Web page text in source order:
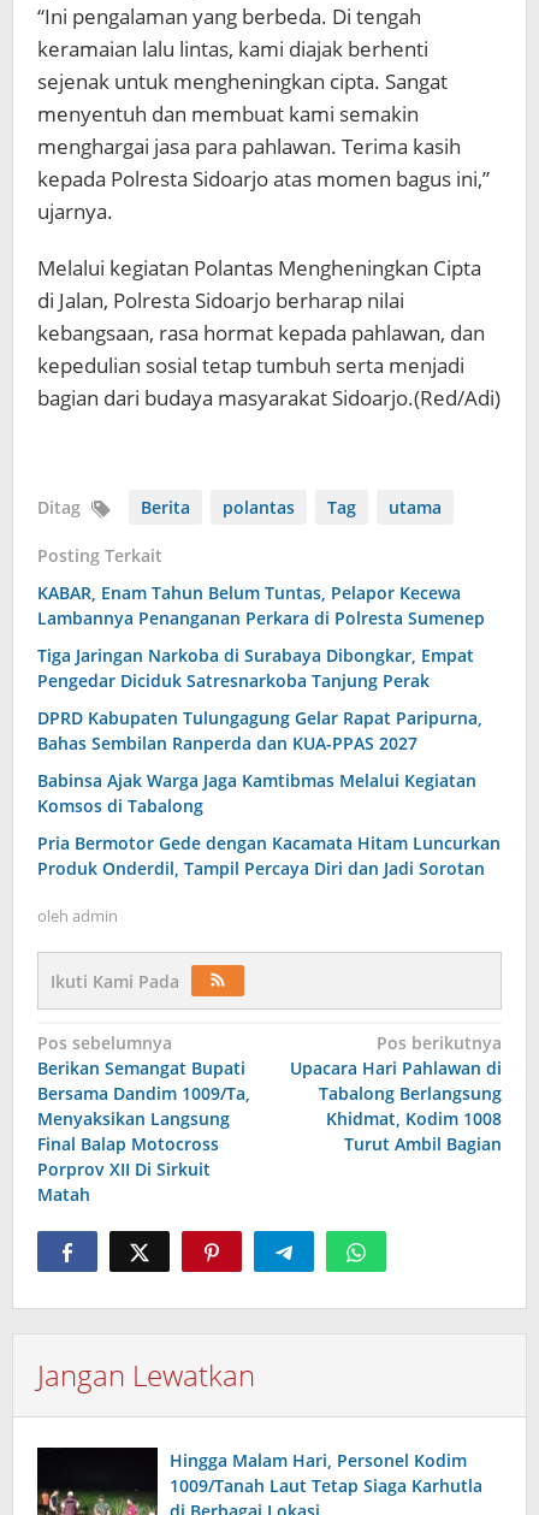
“Ini pengalaman yang berbeda. Di tengah
keramaian lalu lintas, kami diajak berhenti
sejenak untuk mengheningkan cipta. Sangat
menyentuh dan membuat kami semakin
menghargai jasa para pahlawan. Terima kasih
kepada Polresta Sidoarjo atas momen bagus ini,”
ujarnya.
Melalui kegiatan Polantas Mengheningkan Cipta
di Jalan, Polresta Sidoarjo berharap nilai
kebangsaan, rasa hormat kepada pahlawan, dan
kepedulian sosial tetap tumbuh serta menjadi
bagian dari budaya masyarakat Sidoarjo.(Red/Adi)
Ditag Berita polantas Tag utama
Posting Terkait
KABAR, Enam Tahun Belum Tuntas, Pelapor Kecewa
Lambannya Penanganan Perkara di Polresta Sumenep
Tiga Jaringan Narkoba di Surabaya Dibongkar, Empat
Pengedar Diciduk Satresnarkoba Tanjung Perak
DPRD Kabupaten Tulungagung Gelar Rapat Paripurna,
Bahas Sembilan Ranperda dan KUA-PPAS 2027
Babinsa Ajak Warga Jaga Kamtibmas Melalui Kegiatan
Komsos di Tabalong
Pria Bermotor Gede dengan Kacamata Hitam Luncurkan
Produk Onderdil, Tampil Percaya Diri dan Jadi Sorotan
oleh admin
Ikuti Kami Pada
Navigasi
pos
Pos sebelumnya
Berikan Semangat Bupati
Bersama Dandim 1009/Ta,
Menyaksikan Langsung
Final Balap Motocross
Porprov XII Di Sirkuit
Matah
Pos berikutnya
Upacara Hari Pahlawan di
Tabalong Berlangsung
Khidmat, Kodim 1008
Turut Ambil Bagian
Jangan Lewatkan
Hingga Malam Hari, Personel Kodim
1009/Tanah Laut Tetap Siaga Karhutla